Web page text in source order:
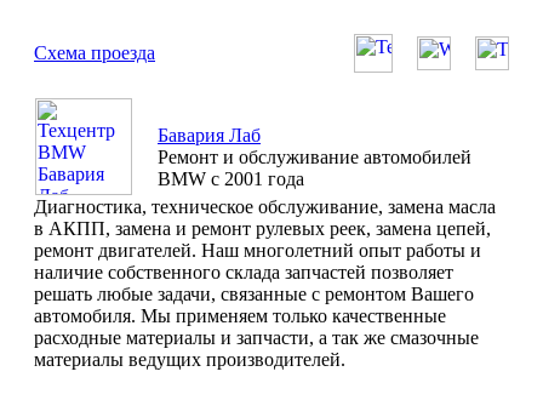
Схема проезда
Бавария Лаб
Ремонт и обслуживание автомобилей
BMW с 2001 года
Диагностика, техническое обслуживание, замена масла
в АКПП, замена и ремонт рулевых реек, замена цепей,
ремонт двигателей. Наш многолетний опыт работы и
наличие собственного склада запчастей позволяет
решать любые задачи, связанные с ремонтом Вашего
автомобиля. Мы применяем только качественные
расходные материалы и запчасти, а так же смазочные
материалы ведущих производителей.